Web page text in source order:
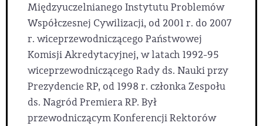
Międzyuczelnianego Instytutu Problemów
Współczesnej Cywilizacji, od 2001 r. do 2007
r. wiceprzewodniczącego Państwowej
Komisji Akredytacyjnej, w latach 1992-95
wiceprzewodniczącego Rady ds. Nauki przy
Prezydencie RP, od 1998 r. członka Zespołu
ds. Nagród Premiera RP. Był
przewodniczącym Konferencji Rektorów